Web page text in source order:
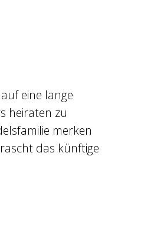
eine lange
heiraten zu
merken
das künftige